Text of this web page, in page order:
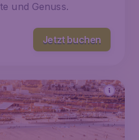
und Genuss.
Jetzt buchen